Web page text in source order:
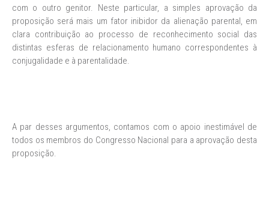
com o outro genitor. Neste particular, a simples aprovação da
proposição será mais um fator inibidor da alienação parental, em
clara contribuição ao processo de reconhecimento social das
distintas esferas de relacionamento humano correspondentes à
conjugalidade e à parentalidade.
A par desses argumentos, contamos com o apoio inestimável de
todos os membros do Congresso Nacional para a aprovação desta
proposição.